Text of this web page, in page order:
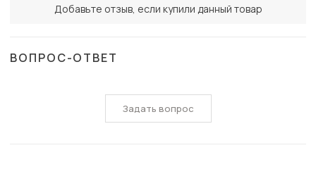
Добавьте отзыв, если купили данный товар
ВОПРОС-ОТВЕТ
Задать вопрос